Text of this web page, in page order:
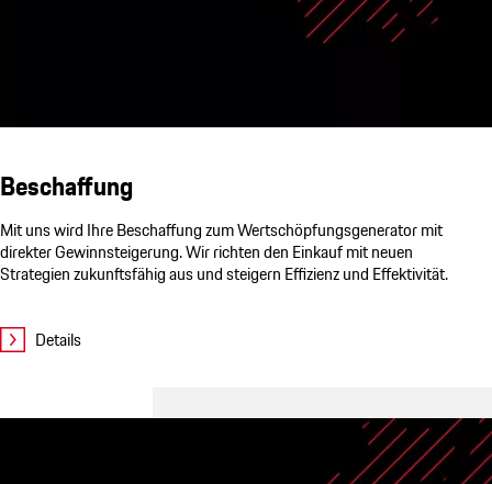
Beschaffung
Mit uns wird Ihre Beschaffung zum Wertschöpfungsgenerator mit
direkter Gewinnsteigerung. Wir richten den Einkauf mit neuen
Strategien zukunftsfähig aus und steigern Effizienz und Effektivität.
Details